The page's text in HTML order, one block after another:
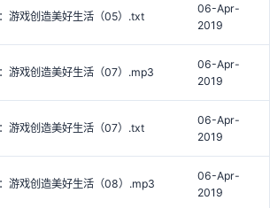
游戏创造美好生活（05）.txt
06-Apr-
2019
游戏创造美好生活（07）.mp3
06-Apr-
2019
游戏创造美好生活（07）.txt
06-Apr-
2019
游戏创造美好生活（08）.mp3
06-Apr-
2019